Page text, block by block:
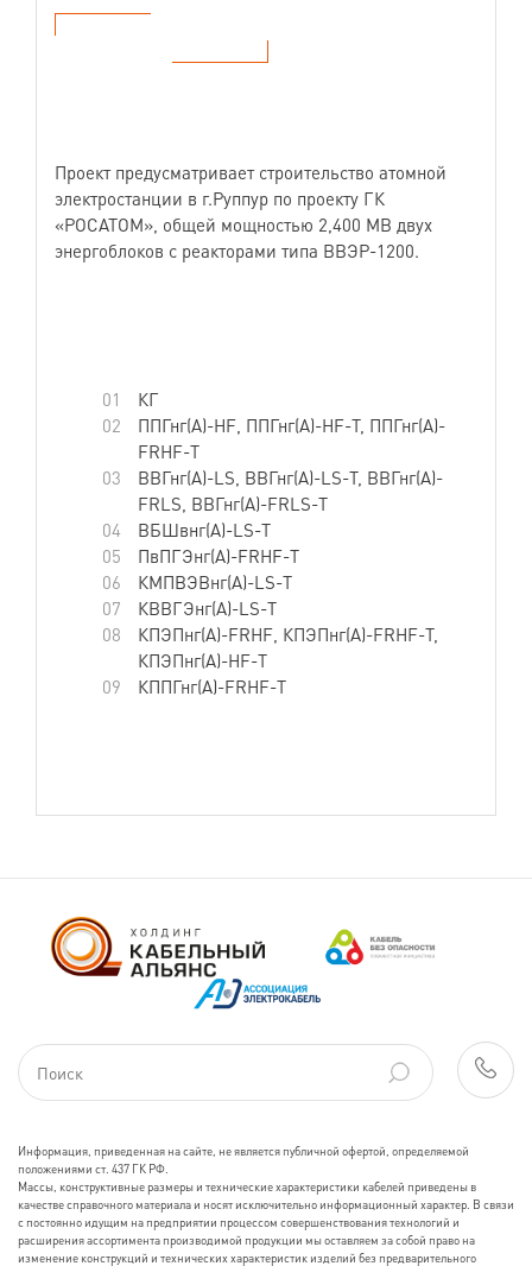
Проект предусматривает строительство атомной
электростанции в г.Руппур по проекту ГК
«РОСАТОМ», общей мощностью 2,400 МВ двух
энергоблоков с реакторами типа ВВЭР-1200.
КГ
ППГнг(А)-HF, ППГнг(А)-HF-Т, ППГнг(А)-
FRHF-Т
ВВГнг(А)-LS, ВВГнг(А)-LS-Т, ВВГнг(А)-
FRLS, ВВГнг(А)-FRLS-Т
ВБШвнг(А)-LS-Т
ПвПГЭнг(А)-FRHF-Т
КМПВЭВнг(А)-LS-T
КВВГЭнг(А)-LS-Т
КПЭПнг(А)-FRHF, КПЭПнг(А)-FRHF-Т,
КПЭПнг(А)-HF-Т
КППГнг(А)-FRHF-Т
Информация, приведенная на сайте, не является публичной офертой, определяемой
положениями ст. 437 ГК РФ.
Массы, конструктивные размеры и технические характеристики кабелей приведены в
качестве справочного материала и носят исключительно информационный характер. В связи
с постоянно идущим на предприятии процессом совершенствования технологий и
расширения ассортимента производимой продукции мы оставляем за собой право на
изменение конструкций и технических характеристик изделий без предварительного